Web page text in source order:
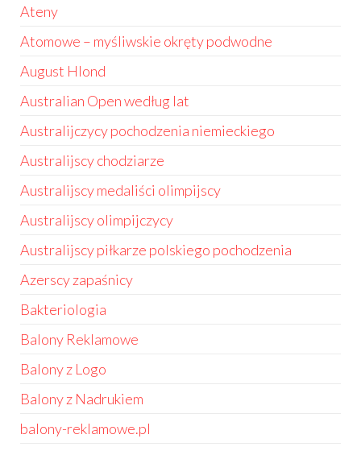
Ateny
Atomowe – myśliwskie okręty podwodne
August Hlond
Australian Open według lat
Australijczycy pochodzenia niemieckiego
Australijscy chodziarze
Australijscy medaliści olimpijscy
Australijscy olimpijczycy
Australijscy piłkarze polskiego pochodzenia
Azerscy zapaśnicy
Bakteriologia
Balony Reklamowe
Balony z Logo
Balony z Nadrukiem
balony-reklamowe.pl